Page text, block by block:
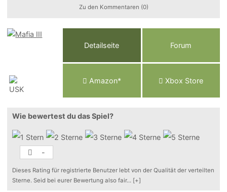
Zu den Kommentaren (0)
Detailseite Forum
Amazon* Xbox Store
Wie bewertest du das Spiel?
-
Dieses Rating für registrierte Benutzer lebt von der Qualität der verteilten
Sterne. Seid bei eurer Bewertung also fair... [+]